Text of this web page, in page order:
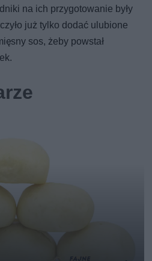
na ich przygotowanie były
już tylko dodać ulubione
sos, żeby powstał